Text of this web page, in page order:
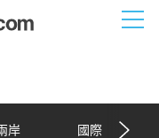
岸 國際